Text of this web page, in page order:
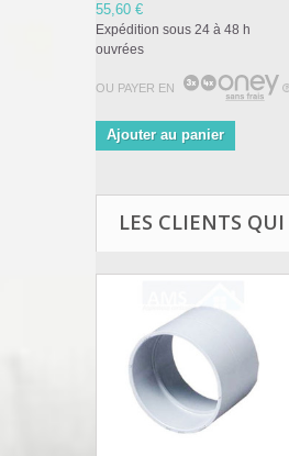
55,60 €
Expédition sous 24 à 48 h
ouvrées
OU PAYER EN
Ajouter au panier
LES CLIENTS